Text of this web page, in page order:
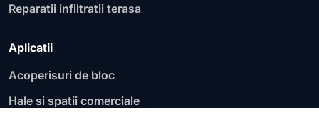
Reparatii infiltratii terasa
Aplicatii
Acoperisuri de bloc
Hale si spatii comerciale